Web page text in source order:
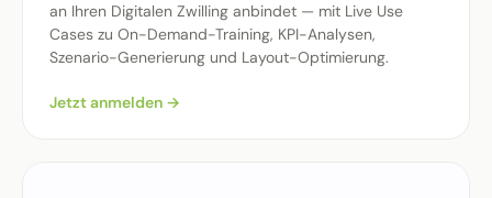
an Ihren Digitalen Zwilling anbindet — mit Live Use
Cases zu On-Demand-Training, KPI-Analysen,
Szenario-Generierung und Layout-Optimierung.
Jetzt anmelden →